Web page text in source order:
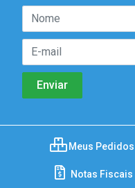
Meus Pedidos
Notas Fiscais